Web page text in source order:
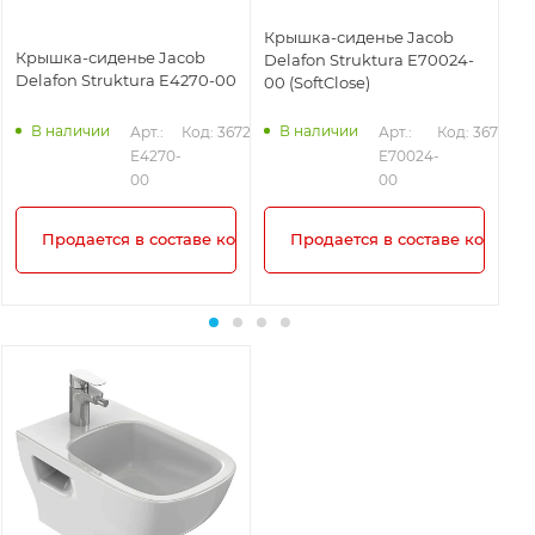
Крышка-сиденье Jacob
Delafon Struktura E4270-00
В наличии
Арт.:
E4270-
00
Код: 36724
Продается в составе комплекта!
Крышка-сиденье Jacob
Delafon Struktura E70024-
00 (SoftClose)
В наличии
Арт.:
E70024-
00
Код: 36726
Продается в составе